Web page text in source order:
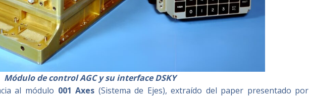
Módulo de control AGC y su interface DSKY
al módulo 001 Axes (Sistema de Ejes), extraído del paper presentado por